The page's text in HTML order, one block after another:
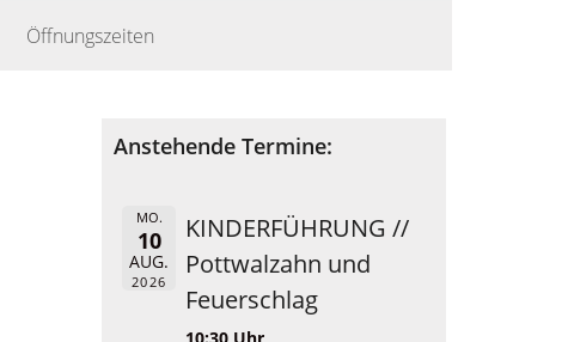
Öffnungszeiten
Anstehende Termine:
MO.
10
AUG.
2026
KINDERFÜHRUNG //
Pottwalzahn und
Feuerschlag